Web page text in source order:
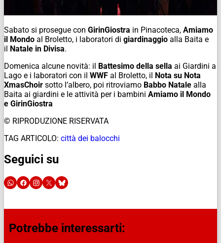
Sabato si prosegue con GirinGiostra in Pinacoteca, Amiamo
il Mondo al Broletto, i laboratori di giardinaggio alla Baita e
il Natale in Divisa.
Domenica alcune novità: il Battesimo della sella ai Giardini a
Lago e i laboratori con il WWF al Broletto, il Nota su Nota
XmasChoir sotto l’albero, poi ritroviamo Babbo Natale alla
Baita ai giardini e le attività per i bambini Amiamo il Mondo
e GirinGiostra
© RIPRODUZIONE RISERVATA
TAG ARTICOLO: città dei balocchi
Seguici su
Potrebbe interessarti: